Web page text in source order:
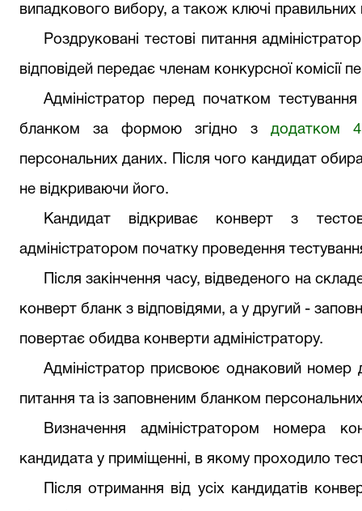
випадкового вибору, а також ключі правильних
Роздруковані тестові питання
відповідей передає членам конкурсної комісії
Адміністратор перед початком
бланком за формою згідно з додатком 4
персональних даних. Після чого кандидат
не відкриваючи його.
Кандидат відкриває конверт з
адміністратором початку проведення
Після закінчення часу, відведеного на
конверт бланк з відповідями, а у другий -
повертає обидва конверти адміністратору.
Адміністратор присвоює однаковий номер
питання та із заповненим бланком
Визначення адміністратором номера
кандидата у приміщенні, в якому проходило
Після отримання від усіх кандидатів